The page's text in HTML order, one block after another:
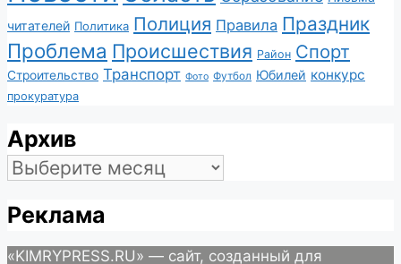
читателей Политика Полиция Правила Праздник
Проблема Происшествия Район Спорт
Строительство Транспорт Фото Футбол Юбилей конкурс
прокуратура
Архив
Архив
Реклама
«KIMRYPRESS.RU» — сайт, созданный для